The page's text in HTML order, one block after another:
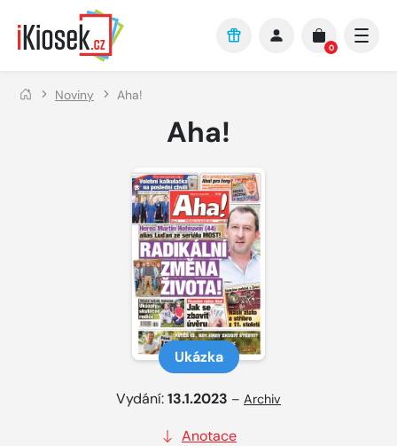
Přejít na hlavní obsah
0
Noviny Aha!
Aha!
Ukázka
Vydání:13.1.2023 – Archiv
Anotace